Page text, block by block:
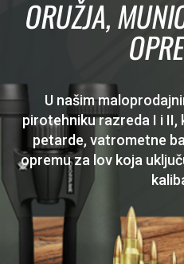
ORUŽJA,
U našim
pirotehniku razreda I i II,
petarde, vatrometne
opremu za lov koja